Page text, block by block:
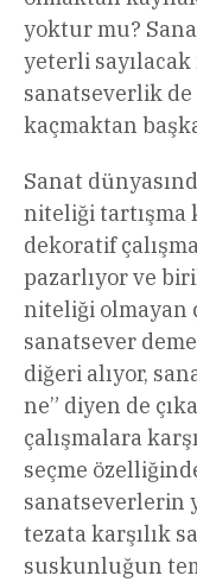
yoktur mu?
yeterli sayılacak
sanatseverlik
kaçmaktan
Sanat
niteliği tartışma
dekoratif
pazarlıyor ve
niteliği olmayan
sanatsever
diğeri alıyor,
ne” diyen de
çalışmalara
seçme
sanatseverlerin
tezata karşılık
suskunluğun